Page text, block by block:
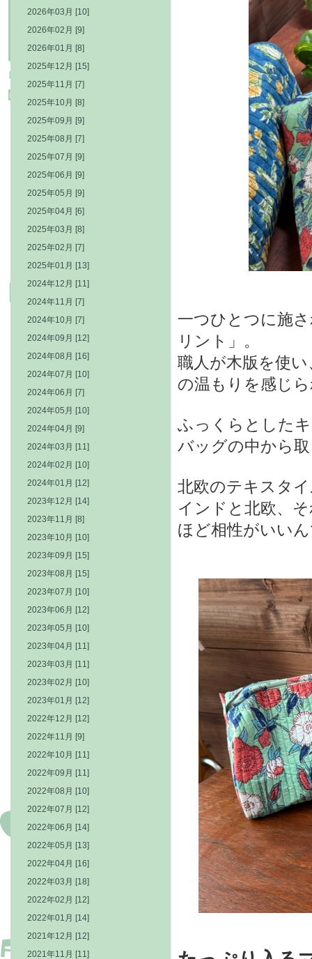
一つひとつに施
リント」。
職人が木版を使
の温もりを感じ
ふっくらとした
バッグの中から
北欧のテキスタ
インドと北欧、
ほど相性がいい
2026年03月 [10]
2026年02月 [9]
2026年01月 [8]
2025年12月 [15]
2025年11月 [7]
2025年10月 [8]
2025年09月 [9]
2025年08月 [7]
2025年07月 [9]
2025年06月 [9]
2025年05月 [9]
2025年04月 [6]
2025年03月 [8]
2025年02月 [7]
2025年01月 [13]
2024年12月 [11]
2024年11月 [7]
2024年10月 [7]
2024年09月 [12]
2024年08月 [16]
2024年07月 [10]
2024年06月 [7]
2024年05月 [10]
2024年04月 [9]
2024年03月 [11]
2024年02月 [10]
2024年01月 [12]
2023年12月 [14]
2023年11月 [8]
2023年10月 [10]
2023年09月 [15]
2023年08月 [15]
2023年07月 [10]
2023年06月 [12]
2023年05月 [10]
2023年04月 [11]
2023年03月 [11]
2023年02月 [10]
2023年01月 [12]
2022年12月 [12]
2022年11月 [9]
2022年10月 [11]
2022年09月 [11]
2022年08月 [10]
2022年07月 [12]
2022年06月 [14]
2022年05月 [13]
2022年04月 [16]
2022年03月 [18]
2022年02月 [12]
2022年01月 [14]
2021年12月 [12]
2021年11月 [11]